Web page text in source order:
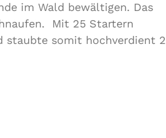
im Wald bewältigen. Das
Mit 25 Startern
staubte somit hochverdient 2